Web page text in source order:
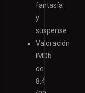
fantasía
y
suspense.
Valoración
IMDb
de
8.4